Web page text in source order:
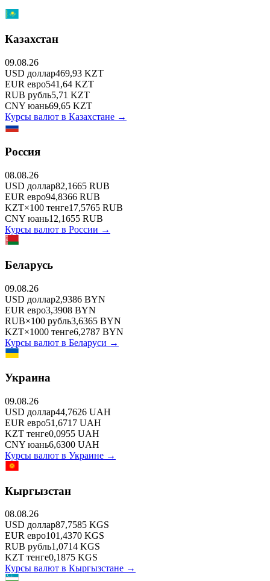
Казахстан
09.08.26
USD доллар469,93 KZT
EUR евро541,64 KZT
RUB рубль5,71 KZT
CNY юань69,65 KZT
Курсы валют в Казахстане →
Россия
08.08.26
USD доллар82,1665 RUB
EUR евро94,8366 RUB
KZT×100 тенге17,5765 RUB
CNY юань12,1655 RUB
Курсы валют в России →
Беларусь
09.08.26
USD доллар2,9386 BYN
EUR евро3,3908 BYN
RUB×100 рубль3,6365 BYN
KZT×1000 тенге6,2787 BYN
Курсы валют в Беларуси →
Украина
09.08.26
USD доллар44,7626 UAH
EUR евро51,6717 UAH
KZT тенге0,0955 UAH
CNY юань6,6300 UAH
Курсы валют в Украине →
Кыргызстан
08.08.26
USD доллар87,7585 KGS
EUR евро101,4370 KGS
RUB рубль1,0714 KGS
KZT тенге0,1875 KGS
Курсы валют в Кыргызстане →